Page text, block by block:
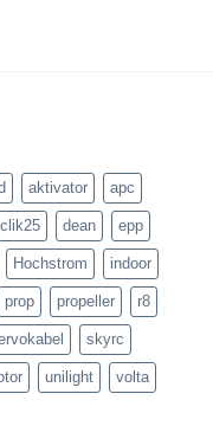
aktivator apc
clik25 dean epp
Hochstrom indoor
prop propeller r8
skyrc
unilight volta